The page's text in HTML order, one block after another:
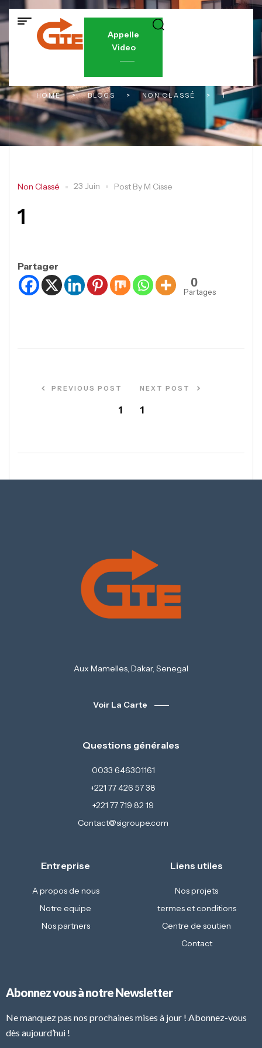
Appelle
Video
HOME > BLOGS > NON CLASSÉ > 1
Non Classé 23 Juin Post By M Cisse
1
Partager
0
Partages
PREVIOUS POST
1
NEXT POST
1
Aux Mamelles, Dakar, Senegal
Voir La Carte
Questions générales
0033 646301161
+221 77 426 57 38
+221 77 719 82 19
Contact@sigroupe.com
Entreprise
A propos de nous
Notre equipe
Nos partners
Liens utiles
Nos projets
termes et conditions
Centre de soutien
Contact
Abonnez vous à notre Newsletter
Ne manquez pas nos prochaines mises à jour ! Abonnez-vous
dès aujourd’hui !